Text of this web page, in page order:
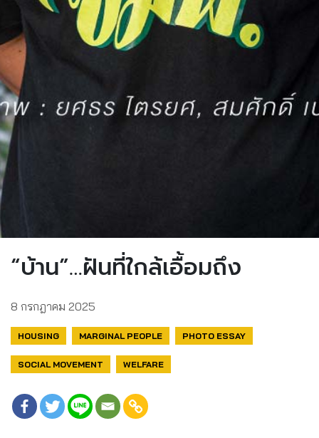
“บ้าน”…ฝันที่ใกล้เอื้อมถึง
8 กรกฎาคม 2025
HOUSING MARGINAL PEOPLE PHOTO ESSAY
SOCIAL MOVEMENT WELFARE